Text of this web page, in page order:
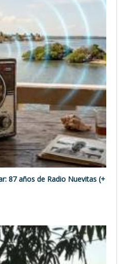
87 años de Radio Nuevitas (+